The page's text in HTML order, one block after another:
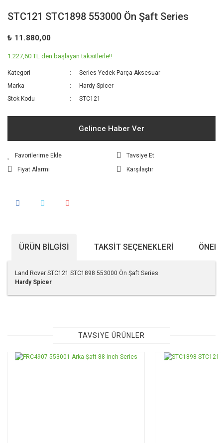
STC121 STC1898 553000 Ön Şaft Series
₺ 11.880,00
1.227,60 TL den başlayan taksitlerle!!
Kategori
Series Yedek Parça Aksesuar
Marka
Hardy Spicer
Stok Kodu
STC121
Gelince Haber Ver
Tavsiye Et
Fiyat Alarmı
Karşılaştır
ÜRÜN BILGISI TAKSIT SEÇENEKLERI
Land Rover STC121 STC1898 553000 Ön Şaft Series
Hardy Spicer
Görüş ve önerileriniz için teşekkür ederiz.
Ürün resmi kalitesiz, bozuk veya görüntülenemiyor.
TAVSİYE ÜRÜNLER